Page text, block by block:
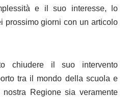
e il suo interesse, lo
prossimo giorni con un articolo
chiudere il suo intervento
tra il mondo della scuola e
Regione sia veramente